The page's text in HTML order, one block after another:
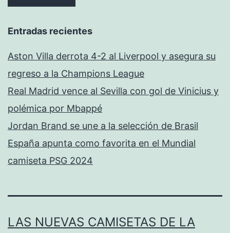
Entradas recientes
Aston Villa derrota 4-2 al Liverpool y asegura su
regreso a la Champions League
Real Madrid vence al Sevilla con gol de Vinicius y
polémica por Mbappé
Jordan Brand se une a la selección de Brasil
España apunta como favorita en el Mundial
camiseta PSG 2024
LAS NUEVAS CAMISETAS DE LA